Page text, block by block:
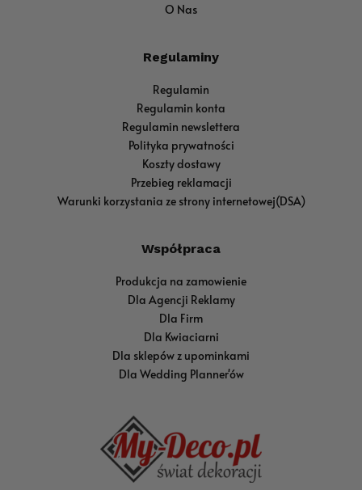
O Nas
Regulaminy
Regulamin
Regulamin konta
Regulamin newslettera
Polityka prywatności
Koszty dostawy
Przebieg reklamacji
Warunki korzystania ze strony internetowej(DSA)
Współpraca
Produkcja na zamowienie
Dla Agencji Reklamy
Dla Firm
Dla Kwiaciarni
Dla sklepów z upominkami
Dla Wedding Planner'ów